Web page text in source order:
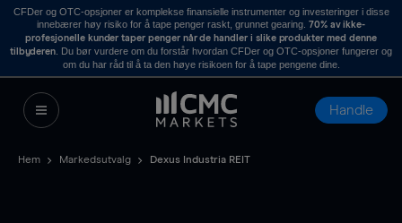
CFDer og OTC-opsjoner er komplekse finansielle instrumenter og investeringer i disse
innebærer høy risiko for å tape penger raskt, grunnet gearing. 70% av ikke-
profesjonelle kunder taper penger når de handler i slike produkter med denne
tilbyderen . Du bør vurdere om du forstår hvordan CFDer og OTC-opsjoner fungerer og
om du har råd til å ta den høye risikoen for å tape pengene dine.
Handle
Hem Markedsutvalg Dexus Industria REIT